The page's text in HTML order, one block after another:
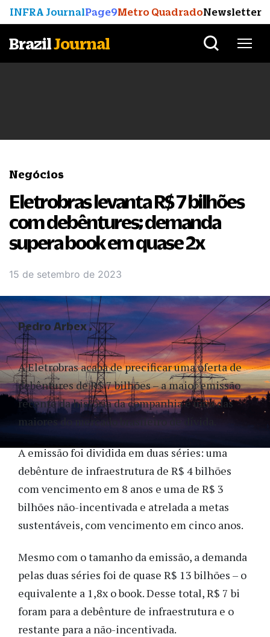
INFRA JournalPage9Metro QuadradoNewsletter
BrazilJournal
Negócios
Eletrobras levanta R$ 7 bilhões
com debêntures; demanda
supera book em quase 2x
15 de setembro de 2023
A Eletrobras acaba de precificar uma oferta de
debêntures de R$ 7 bilhões – a maior emissão
recente da história da companhia e uma das
maiores do mercado brasileiro de dívida.
A emissão foi dividida em duas séries: uma
debênture de infraestrutura de R$ 4 bilhões
com vencimento em 8 anos e uma de R$ 3
bilhões não-incentivada e atrelada a metas
sustentáveis, com vencimento em cinco anos.
Mesmo com o tamanho da emissão, a demanda
pelas duas séries foi de quase R$ 13 bilhões – o
equivalente a 1,8x o book. Desse total, R$ 7 bi
foram para a debênture de infraestrutura e o
restante para a não-incentivada.
Pedro Arbex